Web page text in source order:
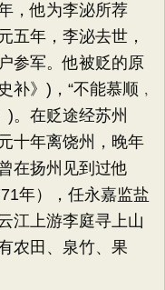
，他为李泌所荐
五年，李泌去世，
参军。他被贬的原
补》)，“不能慕顺﹐
)。在贬途经苏州
十年离饶州，晚年
在扬州见到过他
年），任永嘉监盐
江上游李庭寻上山
农田、泉竹、果